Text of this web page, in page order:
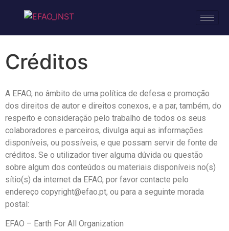
Créditos
A EFAO, no âmbito de uma política de defesa e promoção
dos direitos de autor e direitos conexos, e a par, também, do
respeito e consideração pelo trabalho de todos os seus
colaboradores e parceiros, divulga aqui as informações
disponíveis, ou possíveis, e que possam servir de fonte de
créditos. Se o utilizador tiver alguma dúvida ou questão
sobre algum dos conteúdos ou materiais disponíveis no(s)
sítio(s) da internet da EFAO, por favor contacte pelo
endereço copyright@efao.pt, ou para a seguinte morada
postal:
EFAO – Earth For All Organization